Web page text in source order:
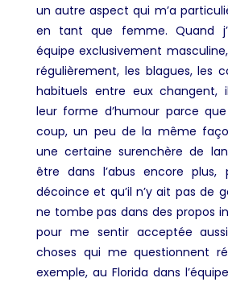
un autre aspect qui m’a
en tant que femme. Quand
équipe exclusivement
régulièrement, les blagues, les
habituels entre eux changent,
leur forme d’humour parce
coup, un peu de la même
une certaine surenchère de
être dans l’abus encore
décoince et qu’il n’y ait pas de
ne tombe pas dans des propos
pour me sentir acceptée
choses qui me questionnent
exemple, au Florida dans